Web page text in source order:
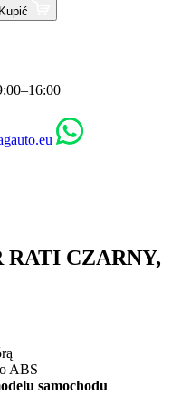
Kupić
RATI CZARNY,
ABS
samochodu